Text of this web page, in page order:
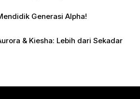
Generasi Alpha!
& Kiesha: Lebih dari Sekadar